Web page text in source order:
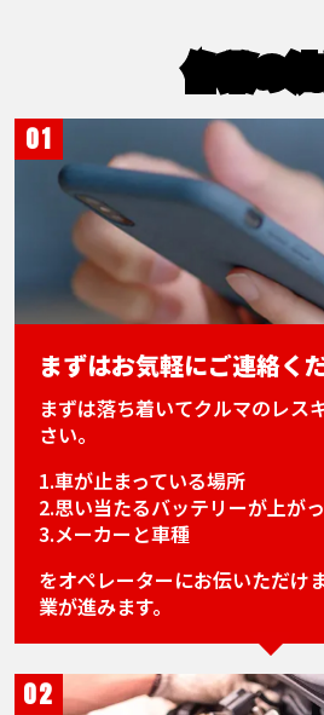
作業の
01
まずはお気軽にご連絡く
まずは落ち着いてクルマのレス
さい。
1.車が止まっている場所
2.思い当たるバッテリーが上が
3.メーカーと車種
をオペレーターにお伝いただけ
業が進みます。
02